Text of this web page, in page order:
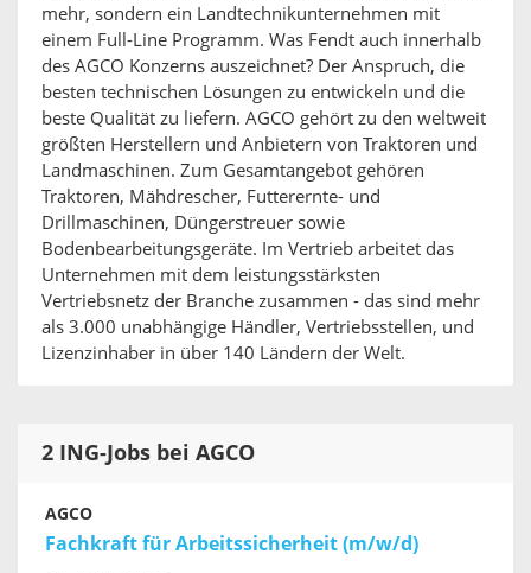
mehr, sondern ein Landtechnikunternehmen mit
einem Full-Line Programm. Was Fendt auch innerhalb
des AGCO Konzerns auszeichnet? Der Anspruch, die
besten technischen Lösungen zu entwickeln und die
beste Qualität zu liefern. AGCO gehört zu den weltweit
größten Herstellern und Anbietern von Traktoren und
Landmaschinen. Zum Gesamtangebot gehören
Traktoren, Mähdrescher, Futterernte- und
Drillmaschinen, Düngerstreuer sowie
Bodenbearbeitungsgeräte. Im Vertrieb arbeitet das
Unternehmen mit dem leistungsstärksten
Vertriebsnetz der Branche zusammen - das sind mehr
als 3.000 unabhängige Händler, Vertriebsstellen, und
Lizenzinhaber in über 140 Ländern der Welt.
2 ING-Jobs bei AGCO
AGCO
Fachkraft für Arbeitssicherheit (m/w/d)